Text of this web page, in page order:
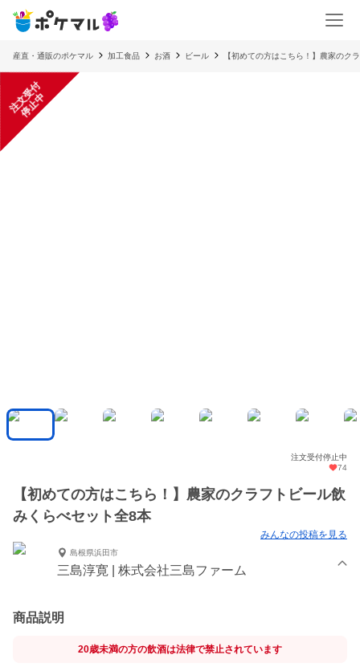
産直・通販のポケマル 加工食品 お酒 ビール 【初めての方はこちら！】農家のク
注
文
受
付
停
止
中
注文受付停止中
74
【初めての方はこちら！】農家のクラフトビール飲
みくらべセット全8本
みんなの投稿を見る
島根県浜田市
三島淳寛 | 株式会社三島ファーム
商品説明
20歳未満の方の飲酒は法律で禁止されています